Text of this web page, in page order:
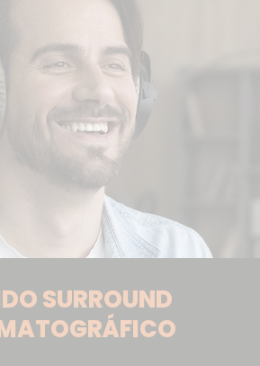
SURROUND